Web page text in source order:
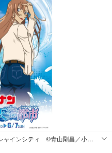
メインビジュアル初公開!! 提供：サンシャインシティ ©青山剛昌／小学館・読売テレビ・TMS 1996